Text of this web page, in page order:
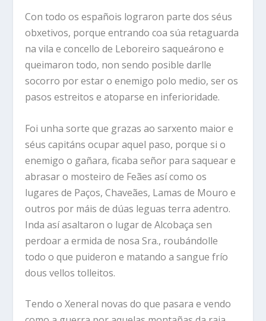
Con todo os españois lograron parte dos séus
obxetivos, porque entrando coa súa retaguarda
na vila e concello de Leboreiro saqueárono e
queimaron todo, non sendo posible darlle
socorro por estar o enemigo polo medio, ser os
pasos estreitos e atoparse en inferioridade.
Foi unha sorte que grazas ao sarxento maior e
séus capitáns ocupar aquel paso, porque si o
enemigo o gañara, ficaba señor para saquear e
abrasar o mosteiro de Feães así como os
lugares de Paços, Chaveães, Lamas de Mouro e
outros por máis de dúas leguas terra adentro.
Inda así asaltaron o lugar de Alcobaça sen
perdoar a ermida de nosa Sra., roubándolle
todo o que puideron e matando a sangue frío
dous vellos tolleitos.
Tendo o Xeneral novas do que pasara e vendo